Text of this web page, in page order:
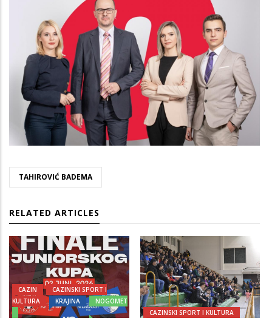
TAHIROVIĆ BADEMA
RELATED ARTICLES
CAZIN
CAZINSKI SPORT I
KULTURA
KRAJINA NOGOMET
CAZINSKI SPORT I KULTURA